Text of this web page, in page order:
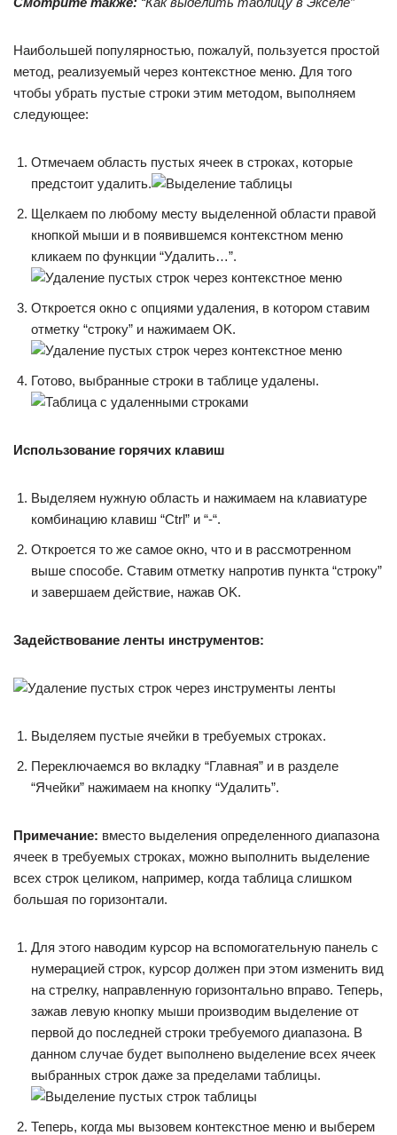
Наибольшей популярностью, пожалуй, пользуется простой
метод, реализуемый через контекстное меню. Для того
чтобы убрать пустые строки этим методом, выполняем
следующее:
Отмечаем область пустых ячеек в строках, которые
предстоит удалить.
Щелкаем по любому месту выделенной области правой
кнопкой мыши и в появившемся контекстном меню
кликаем по функции “Удалить…”.
Откроется окно с опциями удаления, в котором ставим
отметку “строку” и нажимаем OK.
Готово, выбранные строки в таблице удалены.
Использование горячих клавиш
Выделяем нужную область и нажимаем на клавиатуре
комбинацию клавиш “Ctrl” и “-“.
Откроется то же самое окно, что и в рассмотренном
выше способе. Ставим отметку напротив пункта “строку”
и завершаем действие, нажав OK.
Задействование ленты инструментов:
Выделяем пустые ячейки в требуемых строках.
Переключаемся во вкладку “Главная” и в разделе
“Ячейки” нажимаем на кнопку “Удалить”.
Примечание: вместо выделения определенного диапазона
ячеек в требуемых строках, можно выполнить выделение
всех строк целиком, например, когда таблица слишком
большая по горизонтали.
Для этого наводим курсор на вспомогательную панель с
нумерацией строк, курсор должен при этом изменить вид
на стрелку, направленную горизонтально вправо. Теперь,
зажав левую кнопку мыши производим выделение от
первой до последней строки требуемого диапазона. В
данном случае будет выполнено выделение всех ячеек
выбранных строк даже за пределами таблицы.
Теперь, когда мы вызовем контекстное меню и выберем